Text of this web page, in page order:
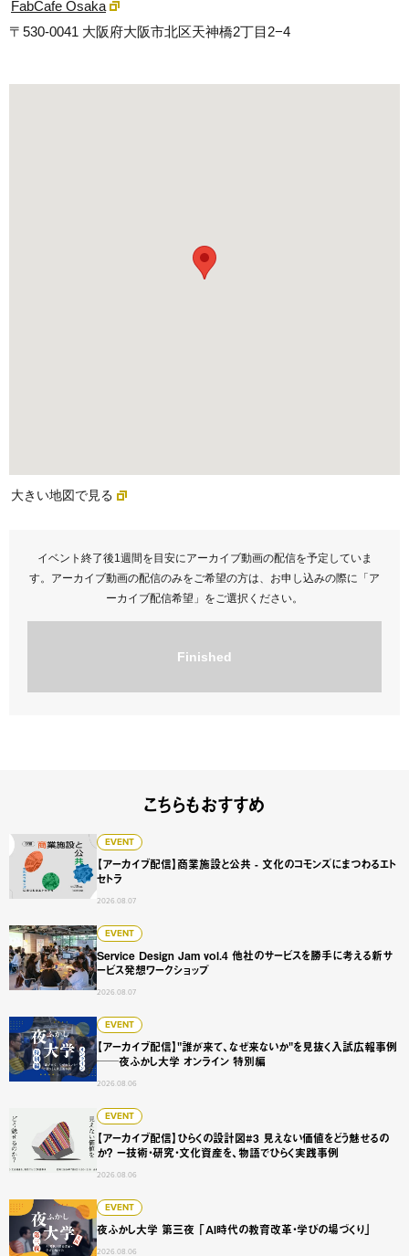
FabCafe Osaka
〒530-0041 大阪府大阪市北区天神橋2丁目2−4
大きい地図で見る
イベント終了後1週間を目安にアーカイブ動画の配信を予定していま
す。アーカイブ動画の配信のみをご希望の方は、お申し込みの際に「ア
ーカイブ配信希望」をご選択ください。
Finished
こちらもおすすめ
EVENT
【アーカイブ配信】商業施設と公共 - 文化のコモンズにまつわるエト
セトラ
2026.08.07
【アーカイブ配信】商業施設と公共 - 文化のコモンズにまつ
EVENT
Service Design Jam vol.4 他社のサービスを勝手に考える新サ
ービス発想ワークショップ
2026.08.07
Service Design Jam vol.4 他社のサービスを勝手に考える
EVENT
【アーカイブ配信】"誰が来て、なぜ来ないか"を見抜く入試広報事例
──夜ふかし大学 オンライン 特別編
2026.08.06
【アーカイブ配信】"誰が来て、なぜ来ないか"を見抜く入
EVENT
【アーカイブ配信】ひらくの設計図#3 見えない価値をどう魅せるの
か？ ー技術・研究・文化資産を、物語でひらく実践事例
2026.08.06
【アーカイブ配信】ひらくの設計図#3 見えない価値をどう
EVENT
夜ふかし大学 第三夜 「AI時代の教育改革・学びの場づくり」
2026.08.06
夜ふかし大学 第三夜 「AI時代の教育改革・学びの場づくり」